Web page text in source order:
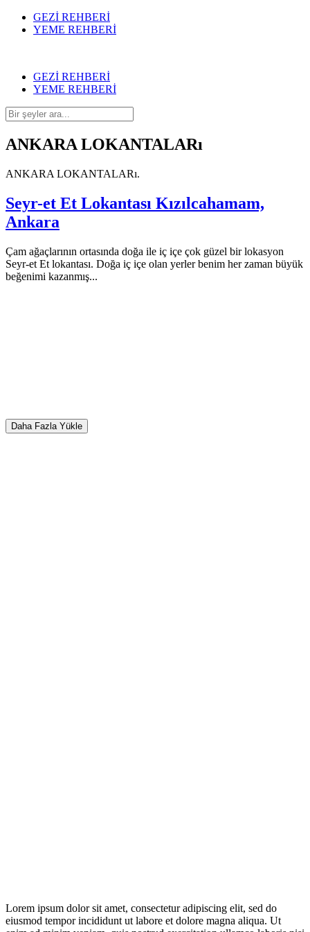
GEZİ REHBERİ
YEME REHBERİ
GEZİ REHBERİ
YEME REHBERİ
ANKARA LOKANTALARı
ANKARA LOKANTALARı.
Seyr-et Et Lokantası Kızılcahamam,
Ankara
Çam ağaçlarının ortasında doğa ile iç içe çok güzel bir lokasyon
Seyr-et Et lokantası. Doğa iç içe olan yerler benim her zaman büyük
beğenimi kazanmış...
Daha Fazla Yükle
Lorem ipsum dolor sit amet, consectetur adipiscing elit, sed do
eiusmod tempor incididunt ut labore et dolore magna aliqua. Ut